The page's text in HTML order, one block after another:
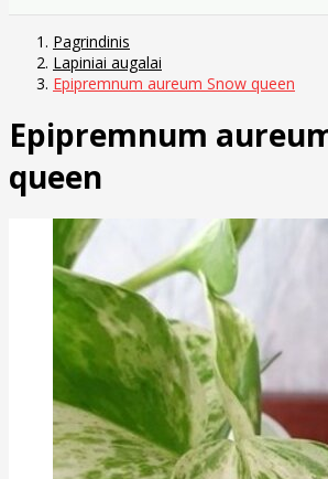
Pagrindinis
Lapiniai augalai
Epipremnum aureum Snow queen
Epipremnum
queen